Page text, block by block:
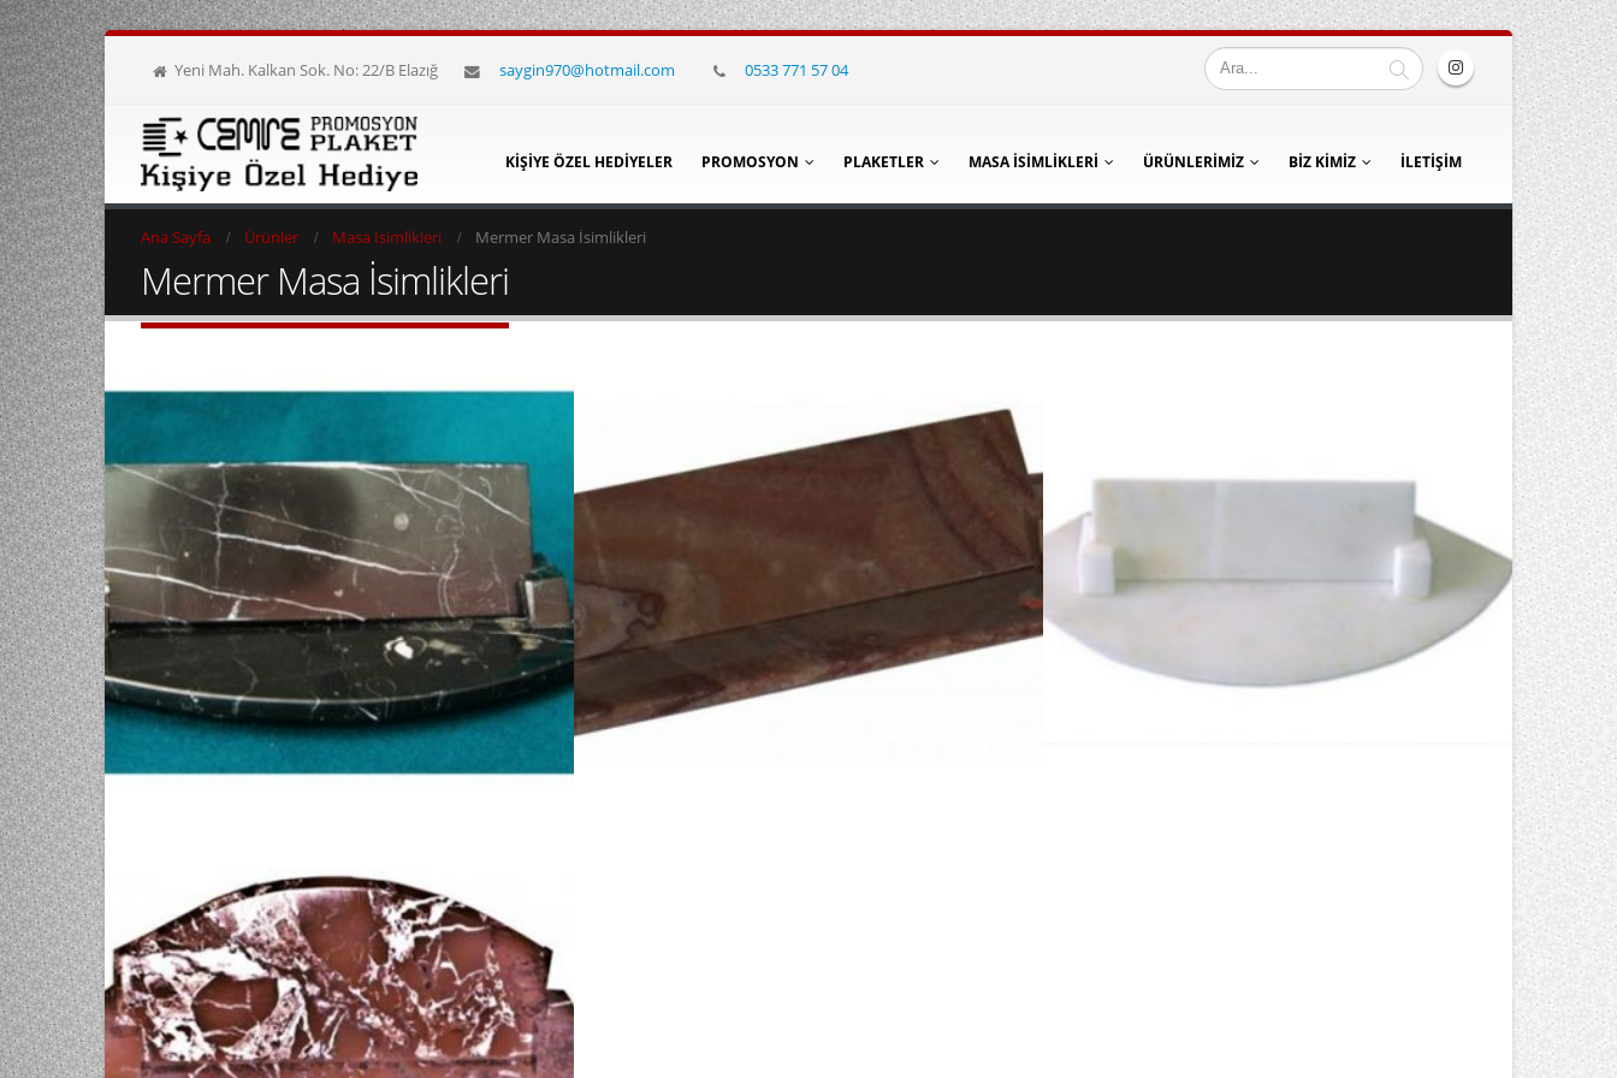
Yeni Mah. Kalkan Sok. No: 22/B Elazığ saygin970@hotmail.com 0533 771 57 04
KIŞIYE ÖZEL HEDIYELER PROMOSYON PLAKETLER MASA İSIMLIKLERI ÜRÜNLERIMIZ BIZ KIMIZ İLETIŞIM
Ana Sayfa Ürünler Masa İsimlikleri Mermer Masa İsimlikleri
Mermer Masa İsimlikleri